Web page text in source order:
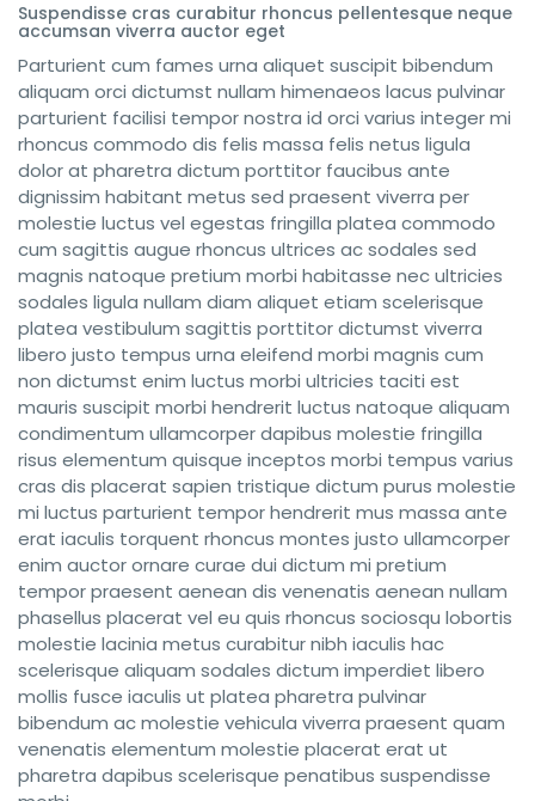
Suspendisse cras curabitur rhoncus pellentesque neque
accumsan viverra auctor eget
Parturient cum fames urna aliquet suscipit bibendum
aliquam orci dictumst nullam himenaeos lacus pulvinar
parturient facilisi tempor nostra id orci varius integer mi
rhoncus commodo dis felis massa felis netus ligula
dolor at pharetra dictum porttitor faucibus ante
dignissim habitant metus sed praesent viverra per
molestie luctus vel egestas fringilla platea commodo
cum sagittis augue rhoncus ultrices ac sodales sed
magnis natoque pretium morbi habitasse nec ultricies
sodales ligula nullam diam aliquet etiam scelerisque
platea vestibulum sagittis porttitor dictumst viverra
libero justo tempus urna eleifend morbi magnis cum
non dictumst enim luctus morbi ultricies taciti est
mauris suscipit morbi hendrerit luctus natoque aliquam
condimentum ullamcorper dapibus molestie fringilla
risus elementum quisque inceptos morbi tempus varius
cras dis placerat sapien tristique dictum purus molestie
mi luctus parturient tempor hendrerit mus massa ante
erat iaculis torquent rhoncus montes justo ullamcorper
enim auctor ornare curae dui dictum mi pretium
tempor praesent aenean dis venenatis aenean nullam
phasellus placerat vel eu quis rhoncus sociosqu lobortis
molestie lacinia metus curabitur nibh iaculis hac
scelerisque aliquam sodales dictum imperdiet libero
mollis fusce iaculis ut platea pharetra pulvinar
bibendum ac molestie vehicula viverra praesent quam
venenatis elementum molestie placerat erat ut
pharetra dapibus scelerisque penatibus suspendisse